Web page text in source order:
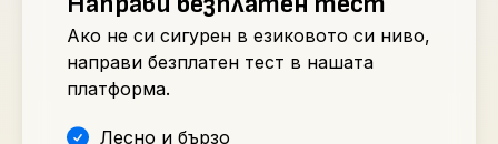
Ако не си сигурен в езиковото си ниво,
направи безплатен тест в нашата
платформа.
Лесно и бързо